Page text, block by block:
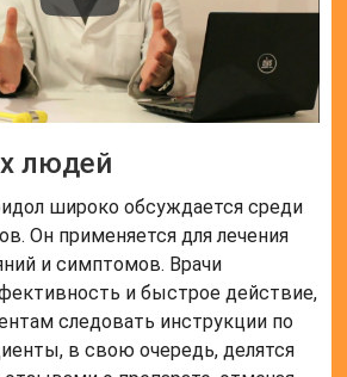
людей
широко обсуждается среди
Он применяется для лечения
и симптомов. Врачи
и быстрое действие,
следовать инструкции по
в свою очередь, делятся